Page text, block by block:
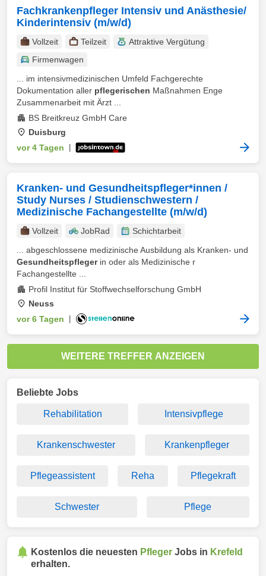
Fachkrankenpfleger Intensiv und Anästhesie/
Kinderintensiv (m/w/d)
Vollzeit Teilzeit
Attraktive Vergütung
Firmenwagen
... im intensivmedizinischen Umfeld Fachgerechte
Dokumentation aller pflegerischen Maßnahmen Enge
Zusammenarbeit mit Ärzt ...
BS Breitkreuz GmbH Care
Duisburg
vor 4 Tagen
Kranken- und Gesundheitspfleger*innen /
Study Nurses / Studienschwestern /
Medizinische Fachangestellte (m/w/d)
Vollzeit JobRad
Schichtarbeit
... abgeschlossene medizinische Ausbildung als Kranken- und
Gesundheitspflegerin oder als Medizinische r
Fachangestellte ...
Profil Institut für Stoffwechselforschung GmbH
Neuss
vor 6 Tagen
WEITERE TREFFER ANZEIGEN
Beliebte Jobs
Rehabilitation Intensivpflege
Krankenschwester Krankenpfleger
Pflegeassistent Reha Pflegekraft
Schwester Pflege
Kostenlos die neuesten Pfleger Jobs in Krefeld
erhalten.